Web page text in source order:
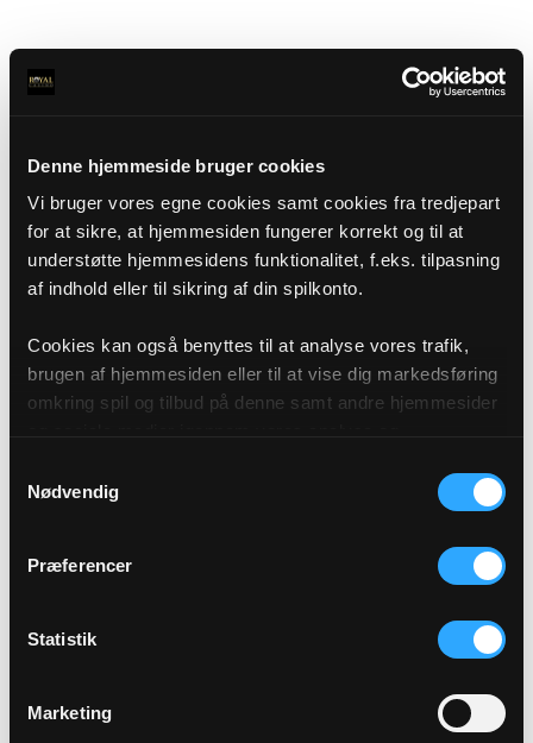
Denne hjemmeside bruger cookies
Vi bruger vores egne cookies samt cookies fra tredjepart
for at sikre, at hjemmesiden fungerer korrekt og til at
understøtte hjemmesidens funktionalitet, f.eks. tilpasning
af indhold eller til sikring af din spilkonto.
Cookies kan også benyttes til at analyse vores trafik,
brugen af hjemmesiden eller til at vise dig markedsføring
omkring spil og tilbud på denne samt andre hjemmesider
af cookies under "Detaljer" eller ved at klikke videre til
vores Cookiepolitik, som du finder i bunden af vores
Nødvendig
Præferencer
Statistik
Marketing